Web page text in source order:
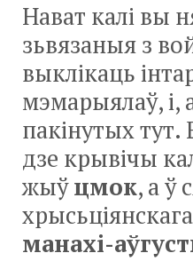
Нават калі вы
зьвязаныя з
выклікаць
мэмарыялаў, і,
пакінутых тут.
дзе крывічы
жыўцмок, а ў
манахі-